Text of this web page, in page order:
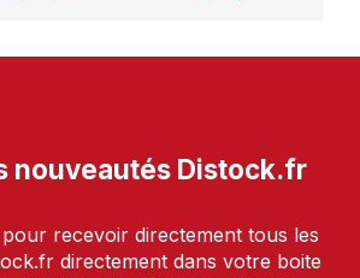
nouveautés Distock.fr
recevoir directement tous les
directement dans votre boite